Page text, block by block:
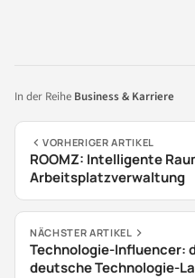
In der Reihe Business & Karriere
VORHERIGER ARTIKEL
ROOMZ: Intelligente
Arbeitsplatzverwaltung
NÄCHSTER ARTIKEL
Technologie-Influencer:
deutsche Technologie-